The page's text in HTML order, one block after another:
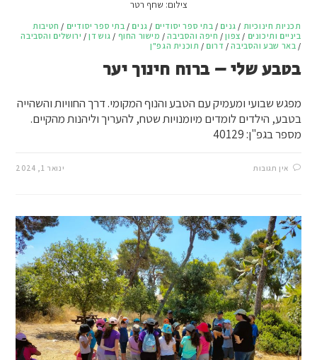
צילום: שחף רטר
תכניות חינוכיות / גנים / בתי ספר יסודיים / גנים / בתי ספר יסודיים / חטיבות
ביניים ותיכונים / צפון/ חיפה והסביבה/ מישור החוף / גוש דן/ ירושלים והסביבה
/ באר שבע והסביבה/ דרום / תוכנית הגפ"ן
בטבע שלי – ברוח חינוך יער
מפגש שבועי ומעמיק עם הטבע והנוף המקומי. דרך החוויות והשהייה
בטבע, הילדים לומדים מיומנויות שטח, להעריך וליהנות מהקיים.
מספר בגפ"ן: 40129
אין תגובות ינואר 1, 2024